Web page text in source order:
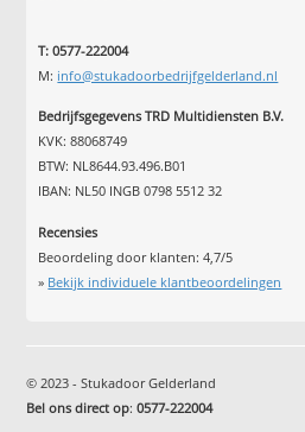
T: 0577-222004
M: info@stukadoorbedrijfgelderland.nl
Bedrijfsgegevens TRD Multidiensten B.V.
KVK: 88068749
BTW: NL8644.93.496.B01
IBAN: NL50 INGB 0798 5512 32
Recensies
Beoordeling door klanten:4,7/5
» Bekijk individuele klantbeoordelingen
© 2023 - Stukadoor Gelderland
Bel ons direct op:0577-222004